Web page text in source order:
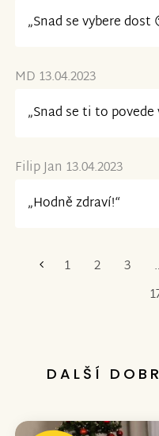
„Snad se vybere dost
MD 13.04.2023
„Snad se ti to
Filip Jan 13.04.2023
„Hodně zdraví!“
1 2 3
DALŠÍ